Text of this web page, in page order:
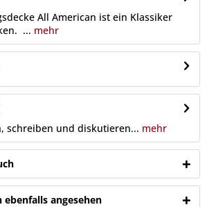
All American ist ein Klassiker
... mehr
schreiben und diskutieren... mehr
ebenfalls angesehen